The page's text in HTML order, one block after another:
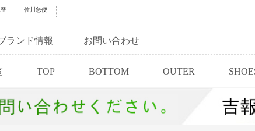
佐川急便
ランド情報 お問い合わせ
TOP BOTTOM OUTER